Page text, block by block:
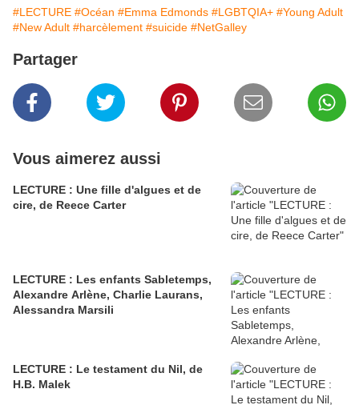
#LECTURE #Océan #Emma Edmonds #LGBTQIA+ #Young Adult
#New Adult #harcèlement #suicide #NetGalley
Partager
Vous aimerez aussi
LECTURE : Une fille d'algues et de
cire, de Reece Carter
LECTURE : Les enfants Sabletemps,
Alexandre Arlène, Charlie Laurans,
Alessandra Marsili
LECTURE : Le testament du Nil, de
H.B. Malek